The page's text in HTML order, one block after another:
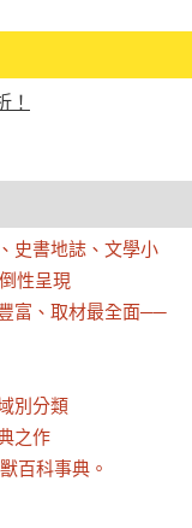
！
史書地誌、文學小
性呈現
富、取材最全面──
別分類
之作
百科事典。